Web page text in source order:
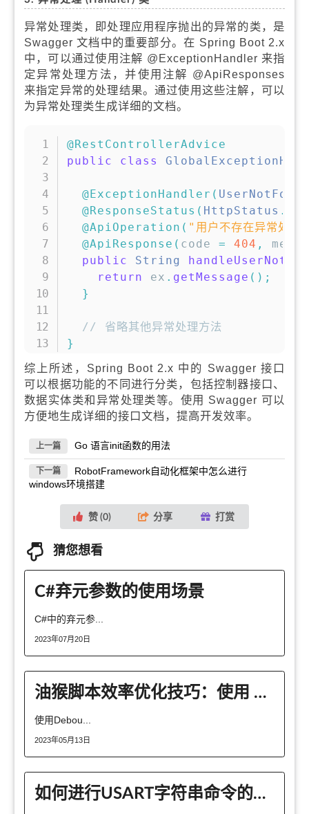
异常处理类，即处理应用程序抛出的异常的类，是
Swagger 文档中的重要部分。在 Spring Boot 2.x
中，可以通过使用注解 @ExceptionHandler 来指
定异常处理方法，并使用注解 @ApiResponses
来指定异常的处理结果。通过使用这些注解，可以
为异常处理类生成详细的文档。
@RestControllerAdvice
public
class
@ExceptionHandler (
@ResponseStatus ( HttpStatus .
@ApiOperation ( "用户不存在异常处理"
@ApiResponse ( code = 404 ,
public
String
return
ex . getMessage ( ) ;
}
// 省略其他异常处理方法
}
综上所述，Spring Boot 2.x 中的 Swagger 接口
可以根据功能的不同进行分类，包括控制器接口、
数据实体类和异常处理类等。使用 Swagger 可以
方便地生成详细的接口文档，提高开发效率。
上一篇 Go 语言init函数的用法
下一篇
RobotFramework自动化框架中怎么进行
windows环境搭建
赞 (0) 分享 打赏
猜您想看
C#弃元参数的使用场景
C#中的弃元参...
2023年07月20日
油猴脚本效率优化技巧：使用 Debounce 防抖技术减少事件触发
使用Debou...
2023年05月13日
如何进行USART字符串命令的接收与响应